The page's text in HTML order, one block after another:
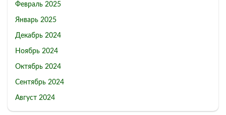
Февраль 2025
Январь 2025
Декабрь 2024
Ноябрь 2024
Октябрь 2024
Сентябрь 2024
Август 2024